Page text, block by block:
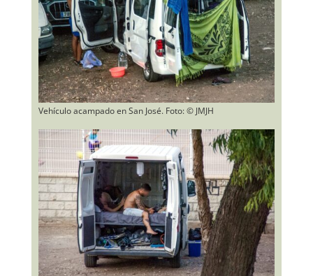
Vehículo acampado en San José. Foto: © JMJH